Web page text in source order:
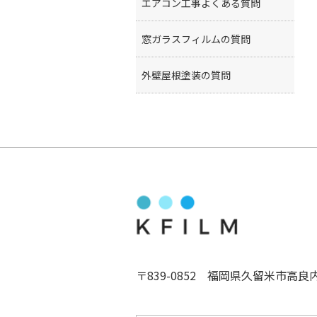
エアコン工事よくある質問
窓ガラスフィルムの質問
外壁屋根塗装の質問
〒839-0852 福岡県久留米市高良